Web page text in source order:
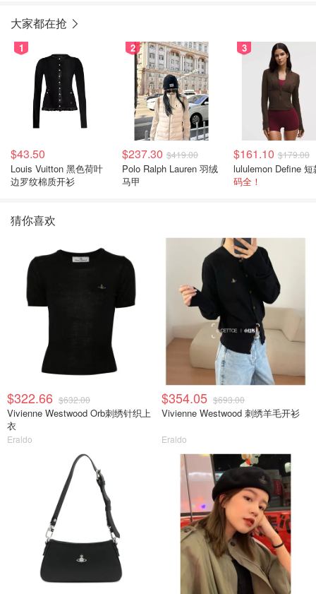
大家都在抢
1
$43.50
Louis Vuitton 黑色荷叶
边罗纹棉质开衫
2
$237.30 $419.00
Polo Ralph Lauren 羽绒
马甲
3
$161.10 $179.00
码全！
猜你喜欢
$322.66 $632.00
Vivienne Westwood Orb刺绣针织上
衣
Eraldo
$354.05 $693.00
Vivienne Westwood 刺绣羊毛开衫
Eraldo